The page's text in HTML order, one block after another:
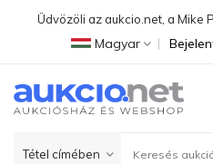
Üdvözöli az aukcio.net, a Mike
Magyar